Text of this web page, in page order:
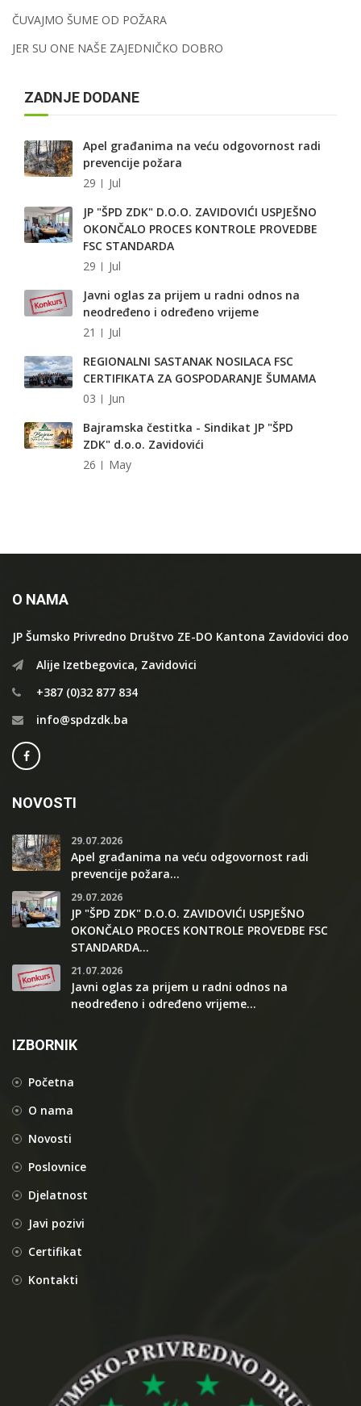
ČUVAJMO ŠUME OD POŽARA
JER SU ONE NAŠE ZAJEDNIČKO DOBRO
ZADNJE DODANE
Apel građanima na veću odgovornost radi
prevencije požara
29
Jul
JP "ŠPD ZDK" D.O.O. ZAVIDOVIĆI USPJEŠNO
OKONČALO PROCES KONTROLE PROVEDBE
FSC STANDARDA
29
Jul
Javni oglas za prijem u radni odnos na
neodređeno i određeno vrijeme
21
Jul
REGIONALNI SASTANAK NOSILACA FSC
CERTIFIKATA ZA GOSPODARANJE ŠUMAMA
03
Jun
Bajramska čestitka - Sindikat JP "ŠPD
ZDK" d.o.o. Zavidovići
26
May
O NAMA
JP Šumsko Privredno Društvo ZE-DO Kantona Zavidovici doo
Alije Izetbegovica, Zavidovici
+387 (0)32 877 834
info@spdzdk.ba
NOVOSTI
29.07.2026
Apel građanima na veću odgovornost radi
prevencije požara...
29.07.2026
JP "ŠPD ZDK" D.O.O. ZAVIDOVIĆI USPJEŠNO
OKONČALO PROCES KONTROLE PROVEDBE FSC
STANDARDA...
21.07.2026
Javni oglas za prijem u radni odnos na
neodređeno i određeno vrijeme...
IZBORNIK
Početna
O nama
Novosti
Poslovnice
Djelatnost
Javi pozivi
Certifikat
Kontakti